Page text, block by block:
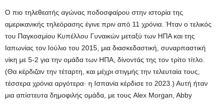
Ο πιο τηλεθεατής αγώνας ποδοσφαίρου στην ιστορία της
αμερικανικής τηλεόρασης έγινε πριν από 11 χρόνια. Ήταν ο τελικός
του Παγκοσμίου Κυπέλλου Γυναικών μεταξύ των ΗΠΑ και της
Ιαπωνίας τον Ιούλιο του 2015, μια διασκεδαστική, συναρπαστική
νίκη με 5-2 για την ομάδα των ΗΠΑ, δίνοντάς της τον τρίτο τίτλο.
(Θα κέρδιζαν την τέταρτη, και μέχρι στιγμής την τελευταία τους,
τέσσερα χρόνια αργότερα· η Ισπανία κέρδισε το 2023.) Αυτή ήταν
μια απίστευτα δημοφιλής ομάδα, με τους Alex Morgan, Abby